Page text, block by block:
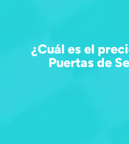
¿Cuál es el
Puertas de